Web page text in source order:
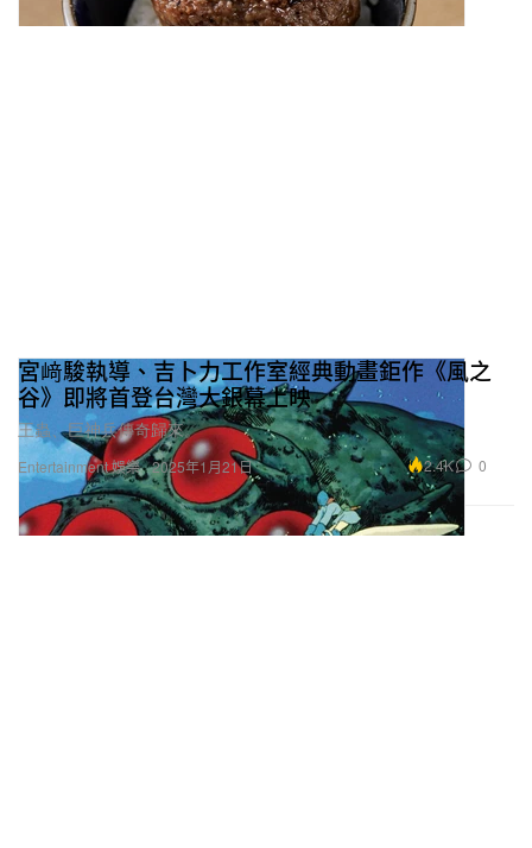
Entertainment 娛樂
宮﨑駿執導、吉卜力工作室經典動畫鉅作《風之
谷》即將首登台灣大銀幕上映
王蟲、巨神兵傳奇歸來。
2025年1月21日 2.4K 0